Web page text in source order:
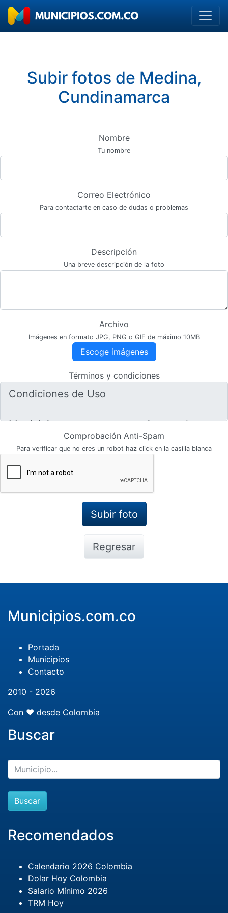
Subir fotos de Medina,
Cundinamarca
Nombre
Tu nombre
Correo Electrónico
Para contactarte en caso de dudas o problemas
Descripción
Una breve descripción de la foto
Archivo
Imágenes en formato JPG, PNG o GIF de máximo 10MB
Escoge imágenes
Términos y condiciones
Comprobación Anti-Spam
Para verificar que no eres un robot haz click en la casilla blanca
Regresar
Municipios.com.co
Portada
Municipios
Contacto
2010 - 2026
Con ❤️ desde Colombia
Buscar
Buscar
Recomendados
Calendario 2026 Colombia
Dolar Hoy Colombia
Salario Mínimo 2026
TRM Hoy